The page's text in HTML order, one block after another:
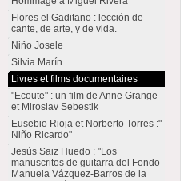
Flores el Gaditano : lección de
cante, de arte, y de vida.
Niño Josele
Silvia Marín
Livres et films documentaires
"Ecoute" : un film de Anne Grange
et Miroslav Sebestik
Eusebio Rioja et Norberto Torres :"
Niño Ricardo"
Jesús Saiz Huedo : "Los
manuscritos de guitarra del Fondo
Manuela Vázquez-Barros de la